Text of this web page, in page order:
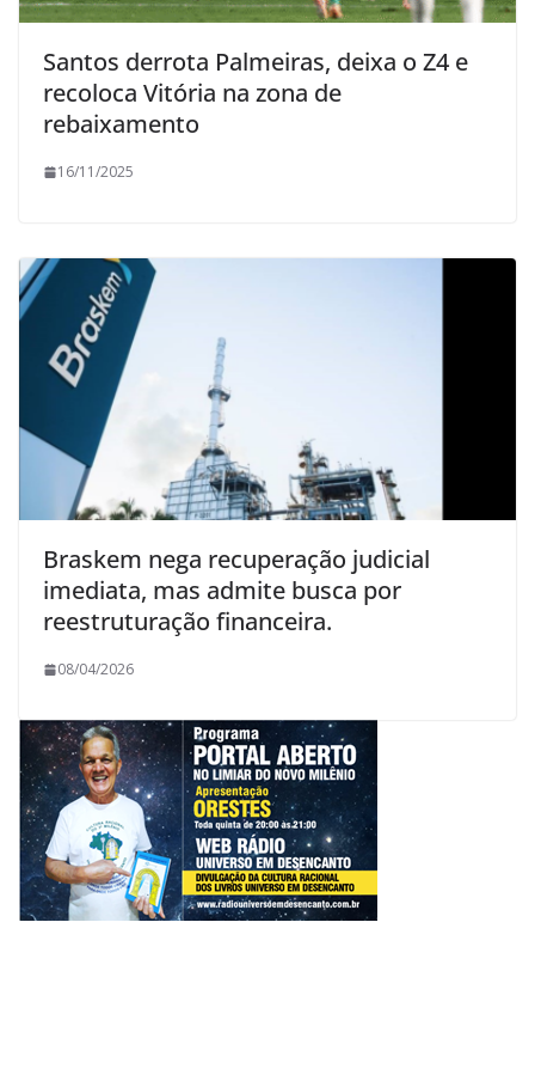
Santos derrota Palmeiras, deixa o Z4 e
recoloca Vitória na zona de
rebaixamento
16/11/2025
Braskem nega recuperação judicial
imediata, mas admite busca por
reestruturação financeira.
08/04/2026